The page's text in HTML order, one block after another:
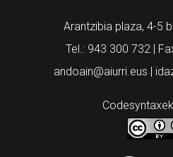
Arantzibia plaza, 4-5
Tel.: 943 300 732 |
andoain@aiurri.eus |